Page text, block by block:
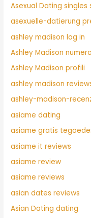
Asexual Dating singles
asexuelle-datierung
ashley madison log in
Ashley Madison
Ashley Madison profili
ashley madison
ashley-madison-
asiame dating
asiame gratis
asiame it reviews
asiame review
asiame reviews
asian dates reviews
Asian Dating dating